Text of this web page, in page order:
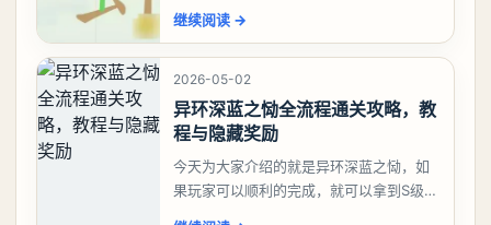
大、夫、夰、巾、中、虫、下、虾、卜、
囗、吓、卟、
继续阅读 →
2026-05-02
异环深蓝之恸全流程通关攻略，教
程与隐藏奖励
今天为大家介绍的就是异环深蓝之恸，如
果玩家可以顺利的完成，就可以拿到S级弧